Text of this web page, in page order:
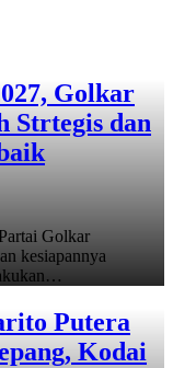
Golkar
Strtegis dan
Golkar
kesiapannya
Putera
Kodai